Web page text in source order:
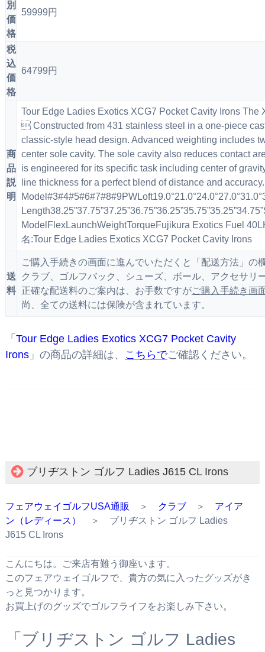
別
価
格
59999円
税
込
価
格
64799円
商
品
説
明
Tour Edge Ladies Exotics XCG7 Pocket Cavity Irons
 Constructed from 431 stainless steel in a one-piece
classic-style head design. Advanced weighting includes
center sole cavity. The sole cavity also reduces contact
is engineered for its specific task including center of
line thickness for a perfect blend of distance and accuracy.
ModelFlexLaunchWeightTorqueFujikura Exotics Fuel
名:Tour Edge Ladies Exotics XCG7 Pocket Cavity Irons
送
料
ご購入手続きの画面に進んでいただくと「配送方法」
クラブ、ゴルフバック、シューズ、ボール、アクセサ
正確な配送料のご案内は、お手数ですがご購入手続き画
尚、全ての送料には保険が含まれています。
「 Tour Edge Ladies Exotics XCG7 Pocket Cavity
Irons」の商品の詳細は、 こちらでご確認ください。
ブリヂストン ゴルフ Ladies J615 CL Irons
フェアウェイゴルフUSA通販 ＞ クラブ＞ アイア
ン（レディース）
＞ ブリヂストン ゴルフ Ladies
J615 CL Irons
こんにちは。ご来店有難う御座います。
このフェアウェイゴルフで、貴方の気に入ったグッズがき
っと見つかります。
お買上げのグッズでゴルフライフをお楽しみ下さい。
「ブリヂストン ゴルフ Ladies